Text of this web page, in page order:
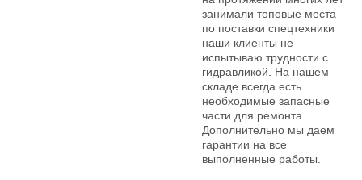
занимали топовые места
по поставки спецтехники
наши клиенты не
испытываю трудности с
гидравликой. На нашем
складе всегда есть
необходимые запасные
части для ремонта.
Дополнительно мы даем
гарантии на все
выполненные работы.